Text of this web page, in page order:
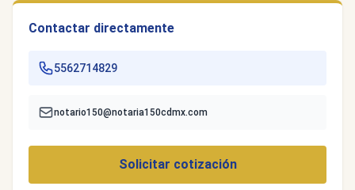
Contactar directamente
5562714829
notario150@notaria150cdmx.com
Solicitar cotización